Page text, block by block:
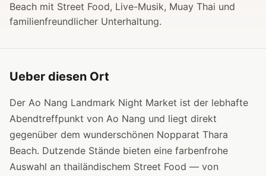
Beach mit Street Food, Live-Musik, Muay Thai und
familienfreundlicher Unterhaltung.
Ueber diesen Ort
Der Ao Nang Landmark Night Market ist der lebhafte
Abendtreffpunkt von Ao Nang und liegt direkt
gegenüber dem wunderschönen Nopparat Thara
Beach. Dutzende Stände bieten eine farbenfrohe
Auswahl an thailändischem Street Food — von